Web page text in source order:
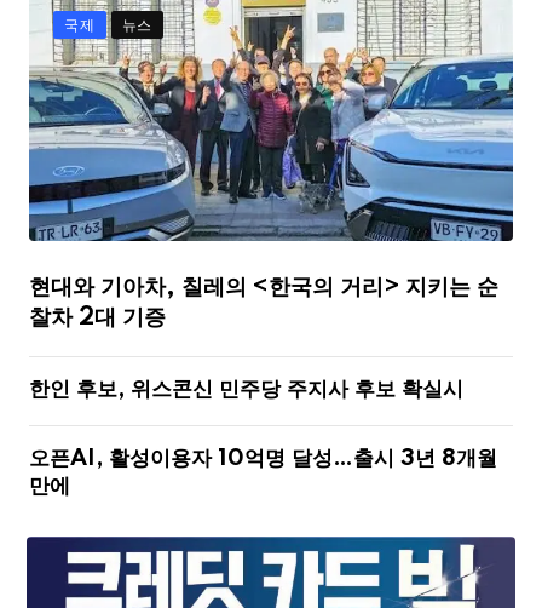
국제 뉴스
현대와 기아차, 칠레의 <한국의 거리> 지키는 순
찰차 2대 기증
한인 후보, 위스콘신 민주당 주지사 후보 확실시
오픈AI, 활성이용자 10억명 달성…출시 3년 8개월
만에